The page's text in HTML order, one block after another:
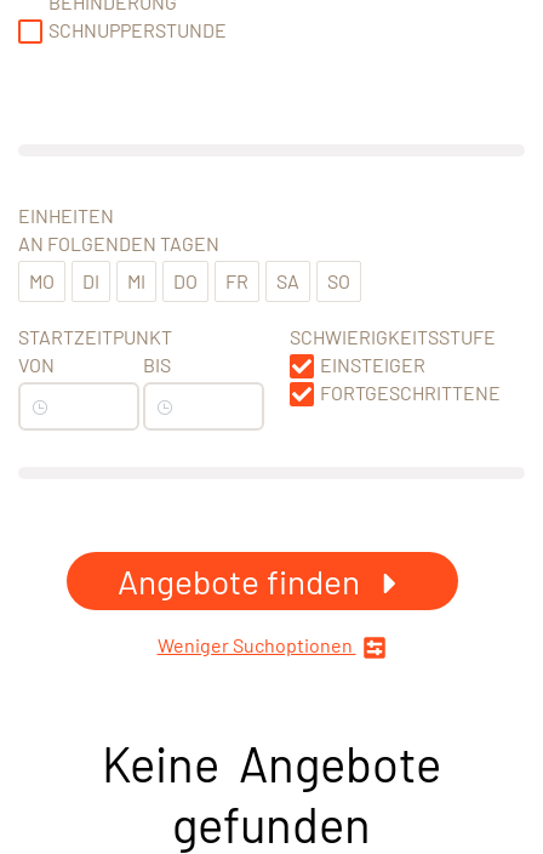
SCHNUPPERSTUNDE
EINHEITEN
AN FOLGENDEN TAGEN
MO
DI MI DO FR SA SO
STARTZEITPUNKT
VON
BIS
SCHWIERIGKEITSSTUFE
EINSTEIGER
FORTGESCHRITTENE
Angebote finden
Weniger Suchoptionen
Keine Angebote
gefunden